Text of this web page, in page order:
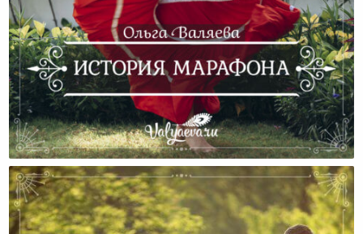
История Марафона